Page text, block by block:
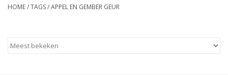
Tafelhaarden
HOME/TAGS/APPEL EN GEMBER GEUR